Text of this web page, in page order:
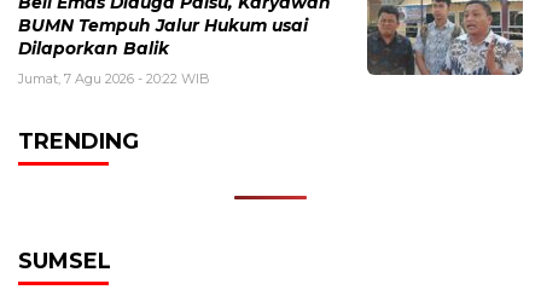
BUMN Tempuh Jalur Hukum usai
Dilaporkan Balik
Jumat, 7 Agu 2026 - 20:22 WIB
TRENDING
SUMSEL